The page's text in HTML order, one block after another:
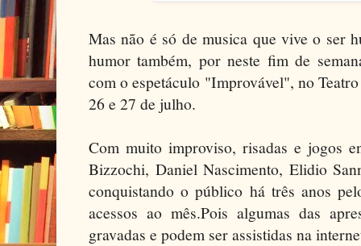
Mas não é só de musica que vive o ser
humor também, por neste fim de
com o espetáculo "Improvável", no
26 e 27 de julho.
Com muito improviso, risadas e jogos
Bizzochi, Daniel Nascimento, Elidio
conquistando o público há três anos
acessos ao mês.Pois algumas das
gravadas e podem ser assistidas na